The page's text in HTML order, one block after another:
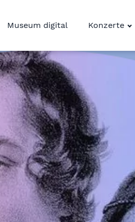
Museum digital Konzerte